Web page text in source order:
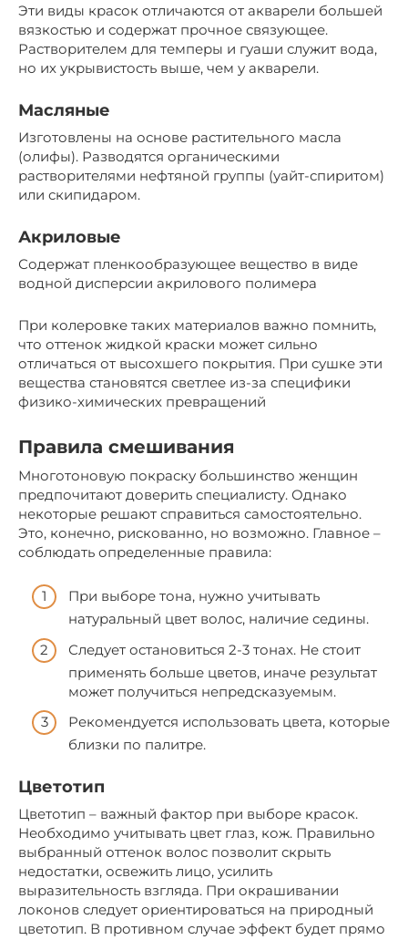
Эти виды красок отличаются от акварели большей
вязкостью и содержат прочное связующее.
Растворителем для темперы и гуаши служит вода,
но их укрывистость выше, чем у акварели.
Масляные
Изготовлены на основе растительного масла
(олифы). Разводятся органическими
растворителями нефтяной группы (уайт-спиритом)
или скипидаром.
Акриловые
Содержат пленкообразующее вещество в виде
водной дисперсии акрилового полимера
При колеровке таких материалов важно помнить,
что оттенок жидкой краски может сильно
отличаться от высохшего покрытия. При сушке эти
вещества становятся светлее из-за специфики
физико-химических превращений
Правила смешивания
Многотоновую покраску большинство женщин
предпочитают доверить специалисту. Однако
некоторые решают справиться самостоятельно.
Это, конечно, рискованно, но возможно. Главное –
соблюдать определенные правила:
При выборе тона, нужно учитывать
натуральный цвет волос, наличие седины.
Следует остановиться 2-3 тонах. Не стоит
применять больше цветов, иначе результат
может получиться непредсказуемым.
Рекомендуется использовать цвета, которые
близки по палитре.
Цветотип
Цветотип – важный фактор при выборе красок.
Необходимо учитывать цвет глаз, кож. Правильно
выбранный оттенок волос позволит скрыть
недостатки, освежить лицо, усилить
выразительность взгляда. При окрашивании
локонов следует ориентироваться на природный
цветотип. В противном случае эффект будет прямо